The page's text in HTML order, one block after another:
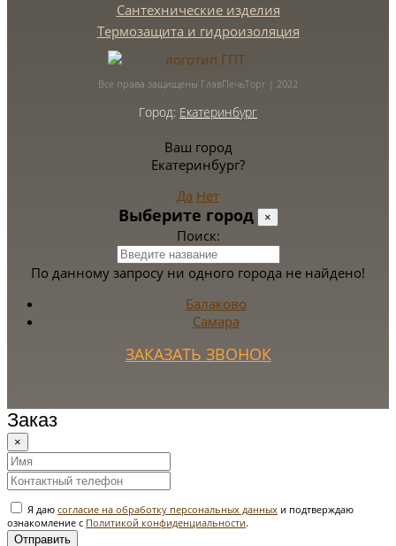
Сантехнические изделия
Термозащита и гидроизоляция
Все права защищены ГлавПечьТорг | 2022
Город: Екатеринбург
Ваш город
Екатеринбург?
Да Нет
Выберите город ×
Поиск:
По данному запросу ни одного города не найдено!
Балаково
Самара
ЗАКАЗАТЬ ЗВОНОК
Заказ
×
Я даю согласие на обработку персональных данных и подтверждаю
ознакомление с Политикой конфиденциальности.
Отправить